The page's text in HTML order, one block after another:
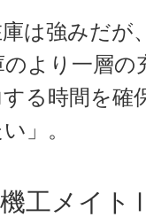
は強みだが
より一層
る時間を
」。
工メイ